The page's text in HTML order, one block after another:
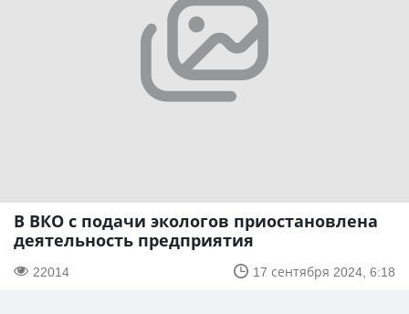
В ВКО с подачи экологов приостановлена
деятельность предприятия
22014 17 сентября 2024, 6:18